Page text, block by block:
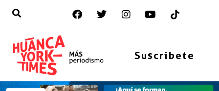
Suscríbete